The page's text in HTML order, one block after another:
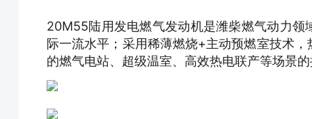
20M55陆用发电燃气发动机是潍柴燃气动力
际一流水平；采用稀薄燃烧+主动预燃室技术
的燃气电站、超级温室、高效热电联产等场景